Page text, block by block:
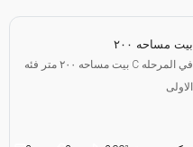
بيت مساحه ٢٠٠
بيت مساحه ٢٠٠ متر فئه C في المرحله
الاولى